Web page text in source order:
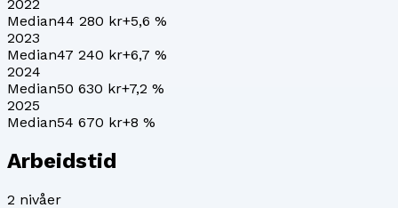
2022
Median44 280 kr+5,6 %
2023
Median47 240 kr+6,7 %
2024
Median50 630 kr+7,2 %
2025
Median54 670 kr+8 %
Arbeidstid
2 nivåer